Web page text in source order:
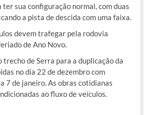
sua configuração normal, com duas
a pista de descida com uma faixa.
devem trafegar pela rodovia
de Ano Novo.
trecho de Serra para a duplicação da
no dia 22 de dezembro com
7 de janeiro. As obras cotidianas
ao fluxo de veículos.